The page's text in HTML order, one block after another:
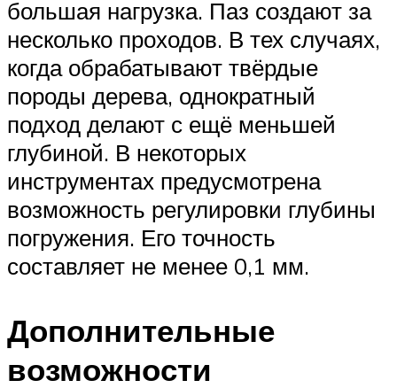
большая нагрузка. Паз создают за
несколько проходов. В тех случаях,
когда обрабатывают твёрдые
породы дерева, однократный
подход делают с ещё меньшей
глубиной. В некоторых
инструментах предусмотрена
возможность регулировки глубины
погружения. Его точность
составляет не менее 0,1 мм.
Дополнительные
возможности